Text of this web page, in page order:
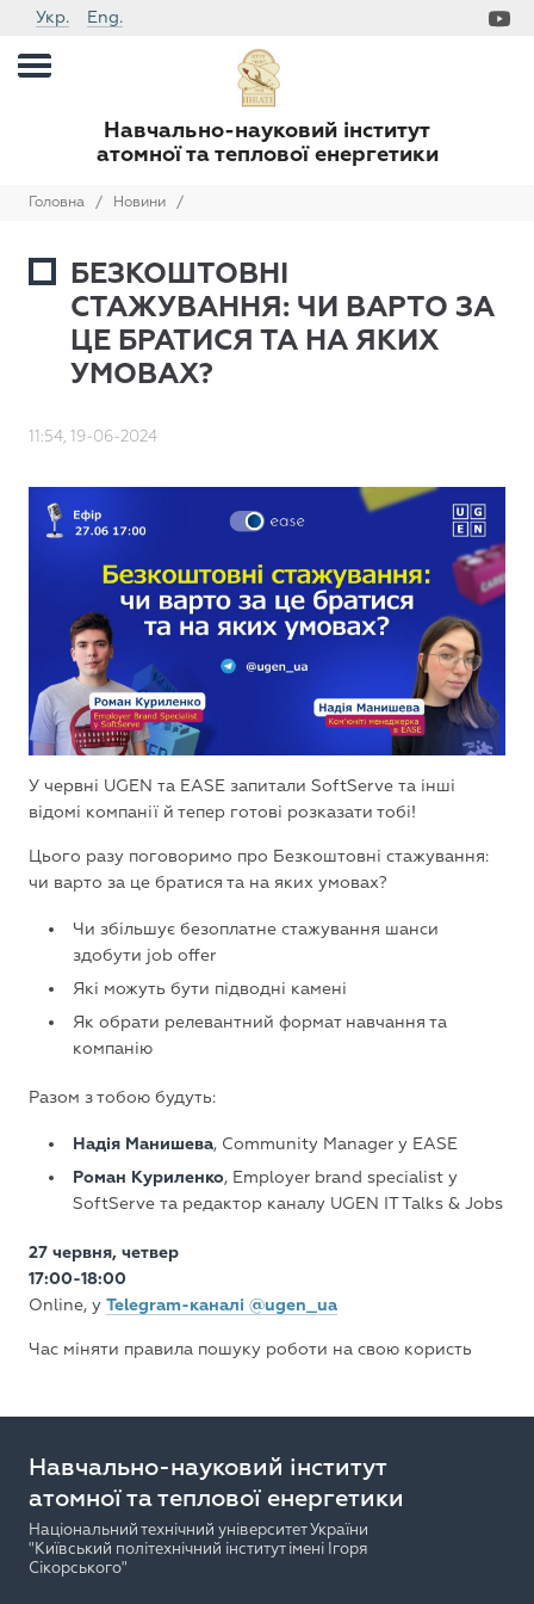
Укр. Eng.
Навчально-науковий інститут
атомної та теплової енергетики
Головна / Новини /
БЕЗКОШТОВНІ
СТАЖУВАННЯ: ЧИ ВАРТО ЗА
ЦЕ БРАТИСЯ ТА НА ЯКИХ
УМОВАХ?
11:54, 19-06-2024
У червні UGEN та EASE запитали SoftServe та інші
відомі компанії й тепер готові розказати тобі!
Цього разу поговоримо про Безкоштовні стажування:
чи варто за це братися та на яких умовах?
Чи збільшує безоплатне стажування шанси
здобути job offer
Які можуть бути підводні камені
Як обрати релевантний формат навчання та
компанію
Разом з тобою будуть:
Надія Манишева, Community Manager у EASE
Роман Куриленко, Employer brand specialist у
SoftServe та редактор каналу UGEN IT Talks & Jobs
27 червня, четвер
17:00-18:00
Online, у Telegram-каналі @ugen_ua
Час міняти правила пошуку роботи на свою користь
Навчально-науковий інститут
атомної та теплової енергетики
Національний технічний університет України
"Київський політехнічний інститут імені Ігоря
Сікорського"